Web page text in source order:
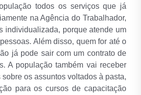
todos os serviços que já
na Agência do Trabalhador,
individualizada, porque atende um
Além disso, quem for até o
já pode sair com um contrato de
A população também vai receber
os assuntos voltados à pasta,
para os cursos de capacitação